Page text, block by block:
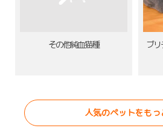
その他純血猫種
ブ
人気のペットをもっ